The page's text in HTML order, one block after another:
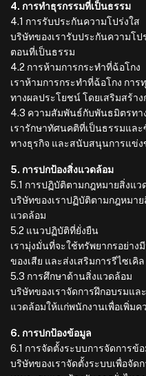
4. การทำธุรกรรมที่เป็นธรรม
4.1 การรับประกันความโปร่งใส
บริษัทของเรารับประกันความโ
ตอนที่เป็นธรรม
4.2 การห้ามการกระทำที่ฉ้อโกง
เราห้ามการกระทำที่ฉ้อโกง กา
ทางผลประโยชน์ โดยเสริมสร้า
4.3 ความสัมพันธ์กับพันธมิตรทา
เรารักษาทัศนคติที่เป็นธรรมแล
ทางธุรกิจ และสนับสนุนการแข่
5. การปกป้องสิ่งแวดล้อม
5.1 การปฏิบัติตามกฎหมายสิ่งแว
บริษัทของเราปฏิบัติตามกฎหมา
แวดล้อม
5.2 แนวปฏิบัติที่ยั่งยืน
เรามุ่งมั่นที่จะใช้ทรัพยากรอย่า
ของเสีย และส่งเสริมการรีไซเคิล
5.3 การศึกษาด้านสิ่งแวดล้อม
บริษัทของเราจัดการฝึกอบรมแล
แวดล้อมให้แก่พนักงานเพื่อเพิ่มค
6. การปกป้องข้อมูล
6.1 การจัดตั้งระบบการจัดการข้
บริษัทของเราจัดตั้งระบบเพื่อจัด